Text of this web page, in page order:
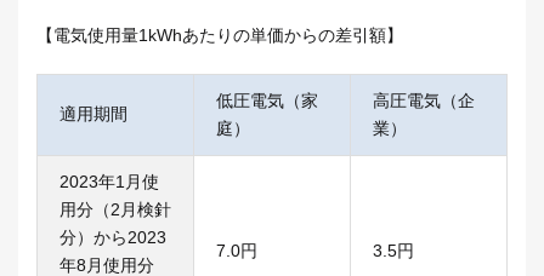
【電気使用量1kWhあたりの単価からの差引額】
適用期間
低圧電気（家
庭）
高圧電気（企
業）
2023年1月使
用分（2月検針
分）から2023
年8月使用分
7.0円 3.5円